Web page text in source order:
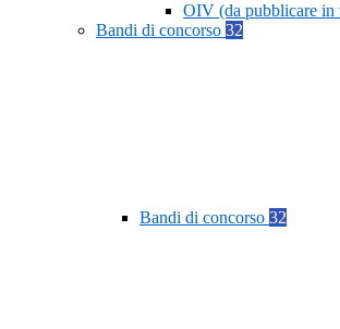
OIV (da pubblicare in
Bandi di concorso 32
Bandi di concorso 32